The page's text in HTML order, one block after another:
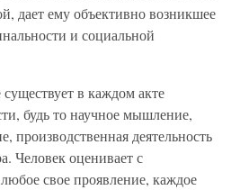
дает ему объективно возникшее
и социальной
существует в каждом акте
будь то научное мышление,
производственная деятельность
Человек оценивает с
свое проявление, каждое